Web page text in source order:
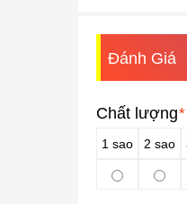
Đánh Giá
Chất lượng*
1 sao 2 sao